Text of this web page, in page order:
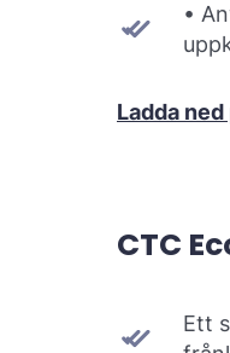
•
Ladda
CTC
Ett